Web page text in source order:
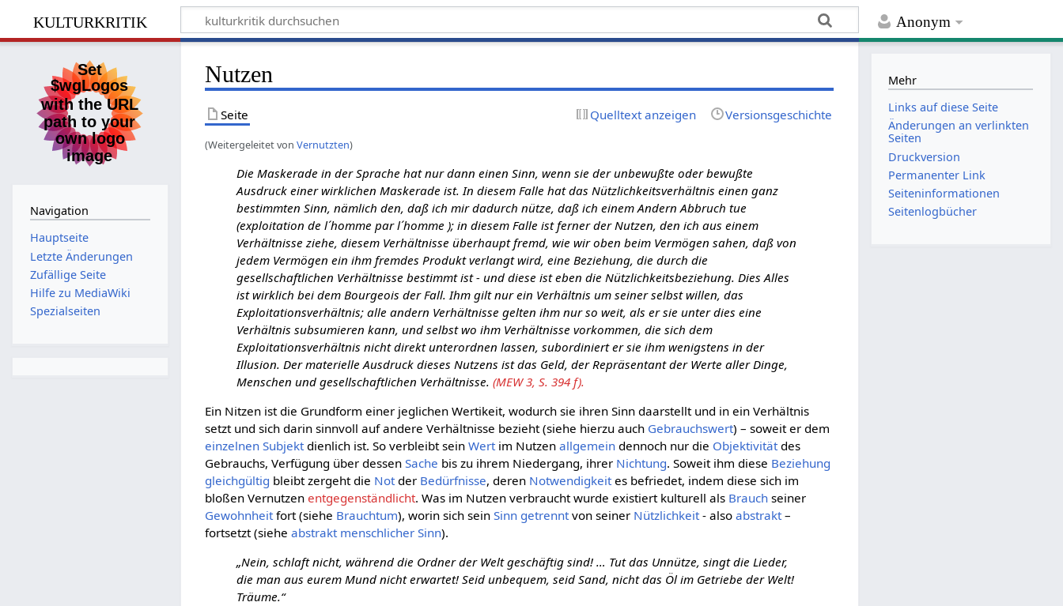
Anonym
kulturkritik
Nutzen
Seite Quelltext anzeigen Versionsgeschichte
(Weitergeleitet vonVernutzten)
Die Maskerade in der Sprache hat nur dann einen Sinn, wenn sie der unbewußte oder bewußte
Ausdruck einer wirklichen Maskerade ist. In diesem Falle hat das Nützlichkeitsverhältnis einen ganz
bestimmten Sinn, nämlich den, daß ich mir dadurch nütze, daß ich einem Andern Abbruch tue
(exploitation de l´homme par l´homme ); in diesem Falle ist ferner der Nutzen, den ich aus einem
Verhältnisse ziehe, diesem Verhältnisse überhaupt fremd, wie wir oben beim Vermögen sahen, daß von
jedem Vermögen ein ihm fremdes Produkt verlangt wird, eine Beziehung, die durch die
gesellschaftlichen Verhältnisse bestimmt ist - und diese ist eben die Nützlichkeitsbeziehung. Dies Alles
ist wirklich bei dem Bourgeois der Fall. Ihm gilt nur ein Verhältnis um seiner selbst willen, das
Exploitationsverhältnis; alle andern Verhältnisse gelten ihm nur so weit, als er sie unter dies eine
Verhältnis subsumieren kann, und selbst wo ihm Verhältnisse vorkommen, die sich dem
Exploitationsverhältnis nicht direkt unterordnen lassen, subordiniert er sie ihm wenigstens in der
Illusion. Der materielle Ausdruck dieses Nutzens ist das Geld, der Repräsentant der Werte aller Dinge,
Menschen und gesellschaftlichen Verhältnisse.(MEW 3, S. 394 f).
Ein Nitzen ist die Grundform einer jeglichen Wertikeit, wodurch sie ihren Sinn daarstellt und in ein Verhältnis
setzt und sich darin sinnvoll auf andere Verhältnisse bezieht (siehe hierzu auch Gebrauchswert) – soweit er dem
einzelnen Subjektdienlich ist. So verbleibt seinWertim Nutzenallgemein dennoch nur die Objektivitätdes
Gebrauchs, Verfügung über dessenSache bis zu ihrem Niedergang, ihrer Nichtung. Soweit ihm diese Beziehung
gleichgültig bleibt zergeht die Notder Bedürfnisse, deren Notwendigkeites befriedet, indem diese sich im
bloßen Vernutzenentgegenständlicht. Was im Nutzen verbraucht wurde existiert kulturell als Brauch seiner
Gewohnheitfort (siehe Brauchtum), worin sich seinSinn getrenntvon seiner Nützlichkeit- alsoabstrakt–
fortsetzt (sieheabstrakt menschlicher Sinn).
„Nein, schlaft nicht, während die Ordner der Welt geschäftig sind! … Tut das Unnütze, singt die Lieder,
die man aus eurem Mund nicht erwartet! Seid unbequem, seid Sand, nicht das Öl im Getriebe der Welt!
Träume.“
Navigation
Hauptseite
Letzte Änderungen
Zufällige Seite
Hilfe zu MediaWiki
Spezialseiten
Mehr
Links auf diese Seite
Änderungen an verlinkten
Seiten
Druckversion
Permanenter Link
Seiten­­informationen
Seitenlogbücher